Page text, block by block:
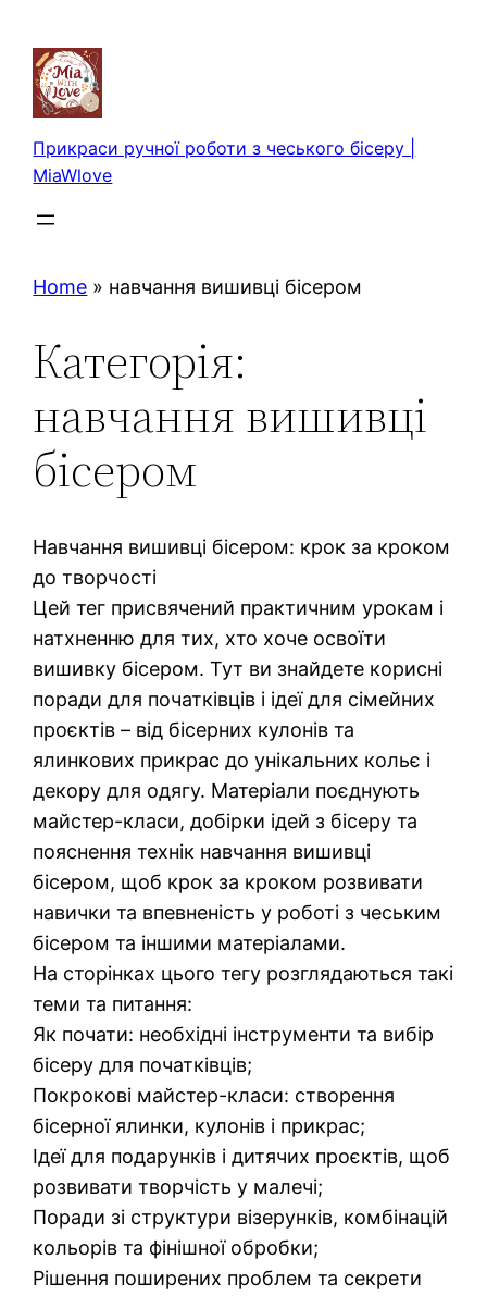
вмісту
Прикраси ручної роботи з чеського бісеру |
MiaWlove
Home » навчання вишивці бісером
Категорія:
навчання вишивці
бісером
Навчання вишивці бісером: крок за кроком
до творчості
Цей тег присвячений практичним урокам і
натхненню для тих, хто хоче освоїти
вишивку бісером. Тут ви знайдете корисні
поради для початківців і ідеї для сімейних
проєктів – від бісерних кулонів та
ялинкових прикрас до унікальних кольє і
декору для одягу. Матеріали поєднують
майстер-класи, добірки ідей з бісеру та
пояснення технік навчання вишивці
бісером, щоб крок за кроком розвивати
навички та впевненість у роботі з чеським
бісером та іншими матеріалами.
На сторінках цього тегу розглядаються такі
теми та питання:
Як почати: необхідні інструменти та вибір
бісеру для початківців;
Покрокові майстер-класи: створення
бісерної ялинки, кулонів і прикрас;
Ідеї для подарунків і дитячих проєктів, щоб
розвивати творчість у малечі;
Поради зі структури візерунків, комбінацій
кольорів та фінішної обробки;
Рішення поширених проблем та секрети